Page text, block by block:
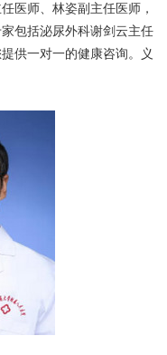
师、林姿副主任医师，
包括泌尿外科谢剑云主任
供一对一的健康咨询。义